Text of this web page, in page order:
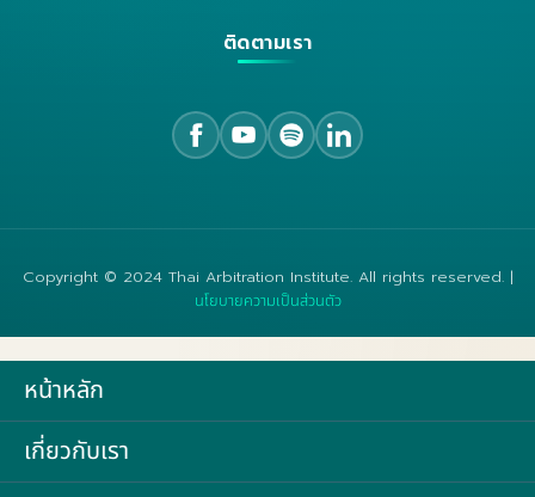
ติดตามเรา
Copyright © 2024 Thai Arbitration Institute. All rights reserved. |
นโยบายความเป็นส่วนตัว
หน้าหลัก
เกี่ยวกับเรา